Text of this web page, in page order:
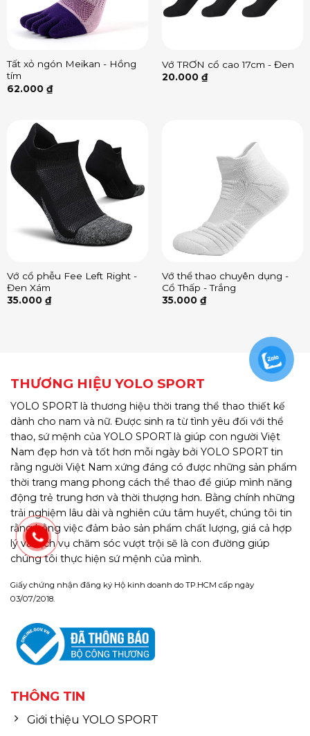
Tất xỏ ngón Meikan - Hồng
tím
62.000 ₫
Vớ TRƠN cổ cao 17cm - Đen
20.000 ₫
Vớ cổ phễu Fee Left Right -
Đen Xám
35.000 ₫
Vớ thể thao chuyên dụng -
Cổ Thấp - Trắng
35.000 ₫
THƯƠNG HIỆU YOLO SPORT
YOLO SPORT là thương hiệu thời trang thể thao thiết kế
dành cho nam và nữ. Được sinh ra từ tình yêu đối với thể
thao, sứ mệnh của YOLO SPORT là giúp con người Việt
Nam đẹp hơn và tốt hơn mỗi ngày bởi YOLO SPORT tin
rằng người Việt Nam xứng đáng có được những sản phẩm
thời trang mang phong cách thể thao để giúp mình năng
động trẻ trung hơn và thời thượng hơn. Bằng chính những
trải nghiệm lâu dài và nghiên cứu tâm huyết, chúng tôi tin
rằng bằng việc đảm bảo sản phẩm chất lượng, giá cả hợp
lý và dịch vụ chăm sóc vượt trội sẽ là con đường giúp
chúng tôi thực hiện sứ mệnh của mình.
Giấy chứng nhận đăng ký Hộ kinh doanh do TP.HCM cấp ngày
03/07/2018.
THÔNG TIN
Giới thiệu YOLO SPORT